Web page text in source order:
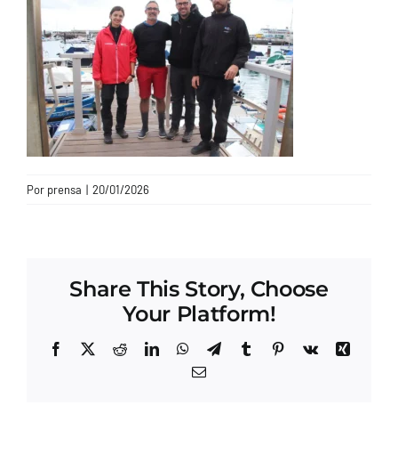
CONTACTO
Por prensa | 20/01/2026
Share This Story, Choose
Your Platform!
Facebook
X RedditLinkedInWhatsApp
TelegramTumblrPinterest
Vk
Xing
Correo